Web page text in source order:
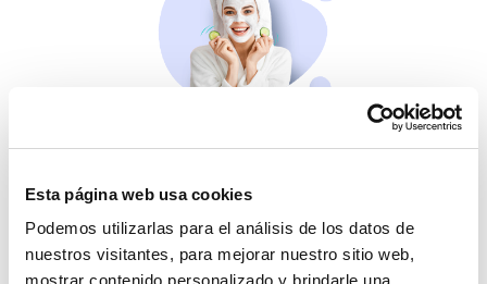
Esta página web usa cookies
Podemos utilizarlas para el análisis de los datos de
nuestros visitantes, para mejorar nuestro sitio web,
mostrar contenido personalizado y brindarle una
Belleza